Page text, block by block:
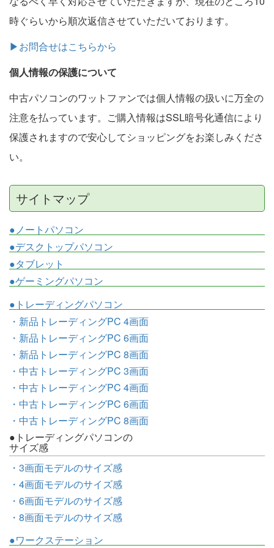
時ぐらいから順次返信させていただいております。
▶お問合せはこちらから
個人情報の保護について
中古パソコンのワットファンでは個人情報の扱いに万全の
注意を払っています。ご購入情報はSSL暗号化通信により
保護されますので安心してショッピングをお楽しみくださ
い。
サイトマップ
●ノートパソコン
●デスクトップパソコン
●タブレット
●ゲーミングパソコン
●トレーディングパソコン
・新品トレーディングPC 4画面
・新品トレーディングPC 6画面
・新品トレーディングPC 8画面
・中古トレーディングPC 3画面
・中古トレーディングPC 4画面
・中古トレーディングPC 6画面
・中古トレーディングPC 8画面
●トレーディングパソコンの
サイズ感
・3画面モデルのサイズ感
・4画面モデルのサイズ感
・6画面モデルのサイズ感
・8画面モデルのサイズ感
●ワークステーション